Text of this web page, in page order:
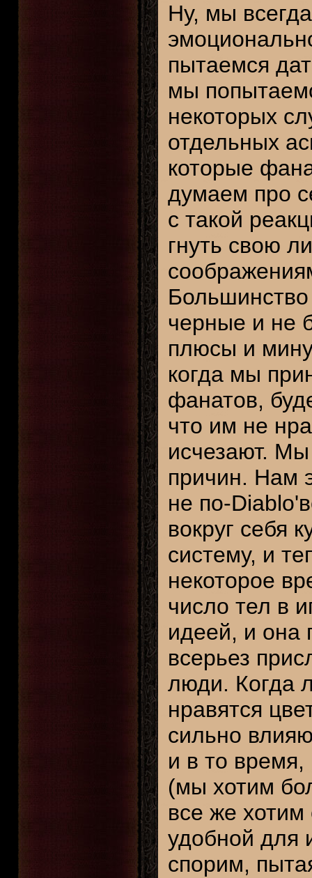
Ну, мы
пытаемся
мы
некоторых
отдельных
которые
думаем про
с такой
гнуть свою
черные и не
плюсы и
когда мы
фанатов,
что им не
исчезают.
причин. Нам
не по-
вокруг себя
систему, и
некоторое
число тел в
идеей, и она
всерьез
люди. Когда
нравятся
сильно
и в то время,
(мы хотим
все же хотим
удобной для
спорим,